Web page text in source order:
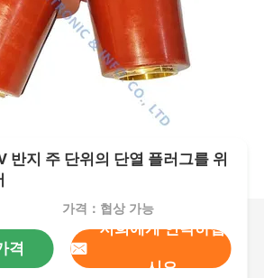
반지 주 단위의 단열 플러그를 위
가격：협상 가능
격
저희에게 연락하십
시오